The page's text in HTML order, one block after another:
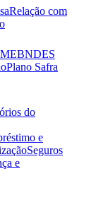
Relação com
BNDES
Plano Safra
do
e
Seguros
e